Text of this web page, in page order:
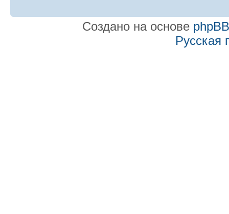
Создано на основе phpBB
Русская